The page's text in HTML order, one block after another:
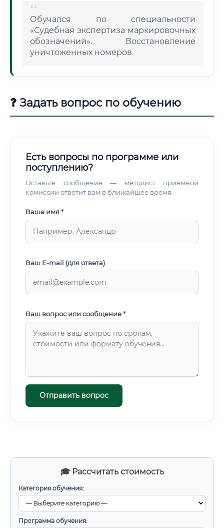
🎓 Рассчитать стоимость
Категория обучения:
Программа обучения:
Обучался по специальности
«Судебная экспертиза маркировочных
обозначений». Восстановление
уничтоженных номеров.
❓ Задать вопрос по обучению
Есть вопросы по программе или
поступлению?
Оставьте сообщение — методист приемной
комиссии ответит вам в ближайшее время.
Ваше имя *
Ваш E-mail (для ответа)
Ваш вопрос или сообщение *
Отправить вопрос